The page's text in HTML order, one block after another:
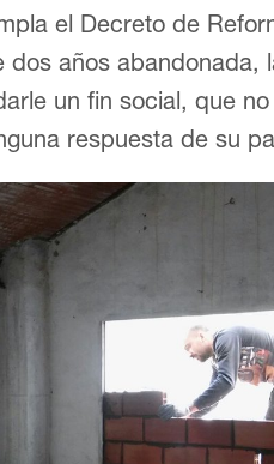
el Decreto de
dos años abandonada,
un fin social, que
respuesta de su